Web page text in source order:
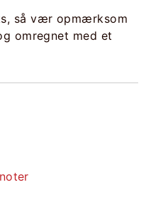
omregnet med et